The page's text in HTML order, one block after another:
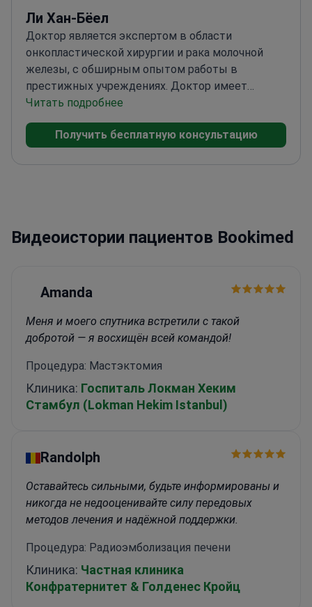
Ли Хан-Бёел
Доктор является экспертом в области
онкопластической хирургии и рака молочной
железы, с обширным опытом работы в
престижных учреждениях. Доктор имеет
степень доктора медицины (M.D.) из Сеульского
национального университета, Колледж
медицины, и степень магистра хирургии (M.S.)
получил степень бакалавра наук (B.S.) в области
аспирантуре Сеульского национального
Читать подробнее
Получить бесплатную консультацию
Видеоистории пациентов Bookimed
Amanda
Меня и моего спутника встретили с такой
добротой — я восхищён всей командой!
Процедура: Мастэктомия
Клиника: Госпиталь Локман Хеким
Стамбул (Lokman Hekim Istanbul)
Randolph
Оставайтесь сильными, будьте информированы и
никогда не недооценивайте силу передовых
методов лечения и надёжной поддержки.
Процедура: Радиоэмболизация печени
Клиника: Частная клиника
Конфратернитет & Голденес Кройц